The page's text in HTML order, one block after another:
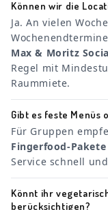
Können wir die
Ja. An vielen
Max & Moritz
Regel mit
Raummiete.
Gibt es feste Menüs
Für Gruppen
Fingerfood-
Service schnell
Könnt ihr
berücksichtigen?